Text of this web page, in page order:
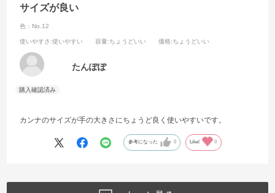
サイズが良い
色：No.12
使いやすさ :使いやすい 容量:ちょうどいい 価格:ちょうどいい
たんぽぽ
カンナのサイズが手の大きさにちょうど良く使いやすいです。
参考になった 0 Like! 0